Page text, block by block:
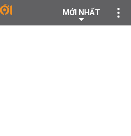
MỚI NHẤT